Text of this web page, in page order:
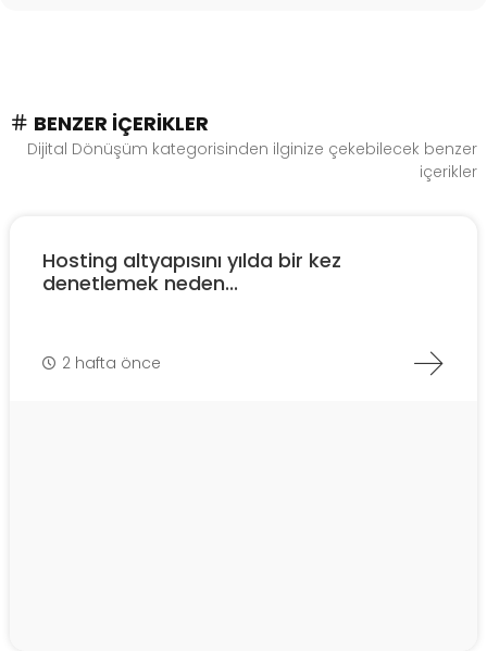
BENZER İÇERIKLER
Dijital Dönüşüm kategorisinden ilginize çekebilecek benzer
içerikler
Hosting altyapısını yılda bir kez
denetlemek neden...
2 hafta önce